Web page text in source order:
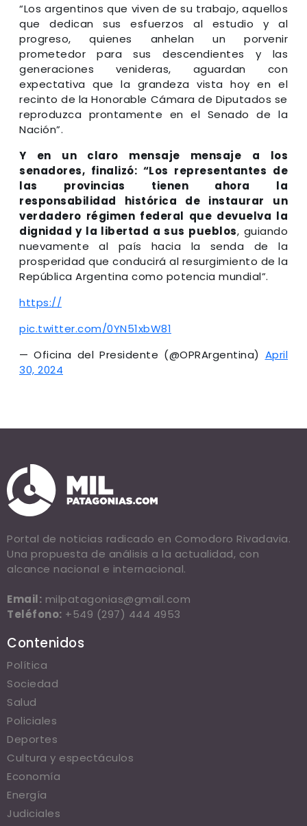
“Los argentinos que viven de su trabajo, aquellos
que dedican sus esfuerzos al estudio y al
progreso, quienes anhelan un porvenir
prometedor para sus descendientes y las
generaciones venideras, aguardan con
expectativa que la grandeza vista hoy en el
recinto de la Honorable Cámara de Diputados se
reproduzca prontamente en el Senado de la
Nación”.
Y en un claro mensaje mensaje a los
senadores, finalizó: “Los representantes de
las provincias tienen ahora la
responsabilidad histórica de instaurar un
verdadero régimen federal que devuelva la
dignidad y la libertad a sus pueblos, guiando
nuevamente al país hacia la senda de la
prosperidad que conducirá al resurgimiento de la
República Argentina como potencia mundial”.
https://
pic.twitter.com/0YN51xbW81
— Oficina del Presidente (@OPRArgentina) April
30, 2024
Portal de noticias radicado en Comodoro Rivadavia.
Una propuesta de análisis a la actualidad, con
alcance nacional e internacional.
Email: milpatagonias@gmail.com
Teléfono: +549 (297) 444 4953
Contenidos
Política
Sociedad
Salud
Policiales
Deportes
Cultura y espectáculos
Economía
Energía
Judiciales